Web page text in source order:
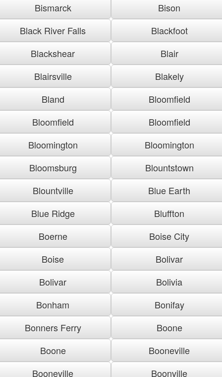
Bismarck
Bison
Black River Falls
Blackfoot
Blackshear
Blair
Blairsville
Blakely
Bland
Bloomfield
Bloomfield
Bloomfield
Bloomington
Bloomington
Bloomsburg
Blountstown
Blountville
Blue Earth
Blue Ridge
Bluffton
Boerne
Boise City
Boise
Bolivar
Bolivar
Bolivia
Bonham
Bonifay
Bonners Ferry
Boone
Boone
Booneville
Booneville
Boonville